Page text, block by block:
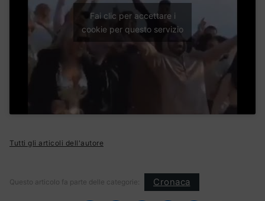
Fai clic per accettare i
cookie per questo servizio
Tutti gli articoli dell'autore
Questo articolo fa parte delle categorie: Cronaca